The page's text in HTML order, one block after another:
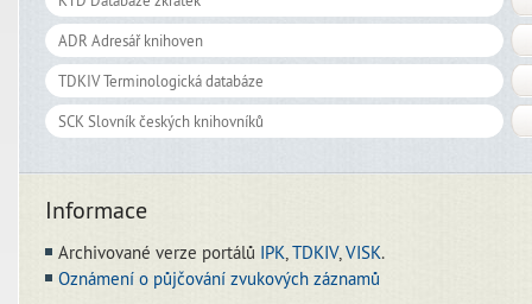
Informace
Archivované verze portálů IPK TDKIV, VISK.
Oznámení o půjčování zvukových záznamů